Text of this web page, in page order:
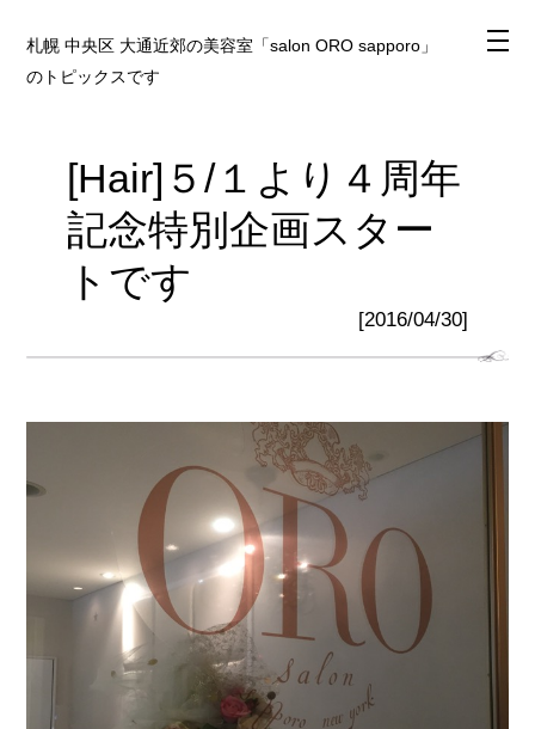
札幌 中央区 大通近郊の美容室「salon ORO sapporo」
のトピックスです
[Hair]５/１より４周年
記念特別企画スター
トです
[2016/04/30]